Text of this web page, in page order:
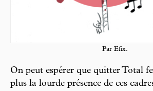
Par Efix.
On peut espérer que quitter Total
plus la lourde présence de ces